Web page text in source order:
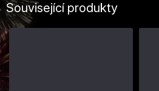
Související produkty